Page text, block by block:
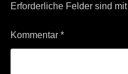
Erforderliche Felder sind mit
Kommentar *